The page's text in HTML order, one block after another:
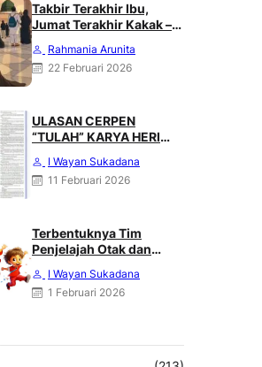
Takbir Terakhir Ibu,
Jumat Terakhir Kakak –
Rahmania Arunita
22 Februari 2026
ULASAN CERPEN
“TULAH” KARYA HERI
MERDEKA, MINGGU 08
FEBRUARI 2026
I Wayan Sukadana
11 Februari 2026
Terbentuknya Tim
Penjelajah Otak dan
Haliling
I Wayan Sukadana
1 Februari 2026